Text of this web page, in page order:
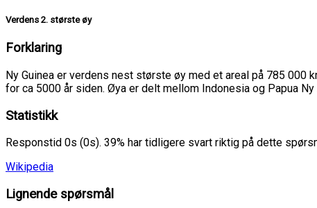
Verdens 2. største øy
Forklaring
Ny Guinea er verdens nest største øy med et areal på 785 000
for ca 5000 år siden. Øya er delt mellom Indonesia og Papua
Statistikk
Responstid 0s (0s). 39% har tidligere svart riktig på dette
Wikipedia
Lignende spørsmål